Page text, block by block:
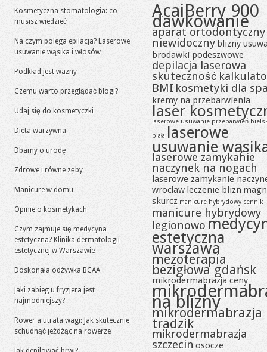
Kosmetyczna stomatologia: co
musisz wiedzieć
Na czym polega epilacja? Laserowe
usuwanie wąsika i włosów
Podkład jest ważny
Czemu warto przeglądać blogi?
Udaj się do kosmetyczki
Dieta warzywna
Dbamy o urodę
Zdrowe i równe zęby
Manicure w domu
Opinie o kosmetykach
Czym zajmuje się medycyna
estetyczna? Klinika dermatologii
estetycznej w Warszawie
Doskonała odżywka BCAA
Jaki zabieg u fryzjera jest
najmodniejszy?
Rower a utrata wagi: Jak skutecznie
schudnąć jeżdżąc na rowerze
AcaiBerry 900
dawkowanie
aparat ortodontyczny
niewidoczny blizny
brodawki podeszwowe
depilacja laserowa
skuteczność
BMI kosmetyki dla
kremy na przebarwienia
laser
laserowe usuwanie przebarwień
biała laserowe
usuwanie
laserowe zamykanie
naczynek na nogach
laserowe zamykanie
wrocław leczenie blizn
skurcz manicure hybrydowy cennik
manicure hybrydowy
legionowo
estetyczna
warszawa
mezoterapia
bezigłowa gdańsk
mikrodermabrazja ceny
na blizny
mikrodermabrazja
tradzik
mikrodermabrazja
szczecin osocze